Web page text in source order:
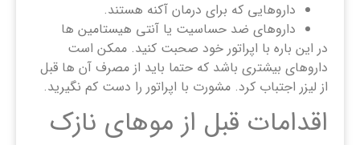
داروهایی که برای درمان آکنه هستند.
داروهای ضد حساسیت یا آنتی هیستامین ها
در این باره با اپراتور خود صحبت کنید. ممکن است
داروهای بیشتری باشد که حتما باید از مصرف آن ها قبل
از لیزر اجتباب کرد. مشورت با اپراتور را دست کم نگیرید.
اقدامات قبل از موهای نازک